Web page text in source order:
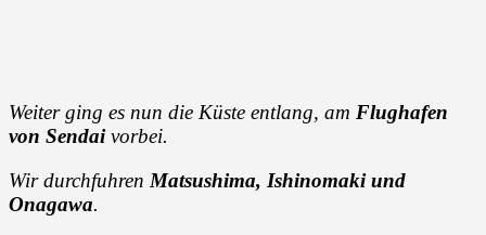
Weiter ging es nun die Küste entlang, am Flughafen
von Sendaivorbei.
Wir durchfuhren Matsushima, Ishinomaki und
Onagawa.